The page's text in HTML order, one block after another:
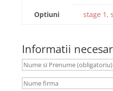
Optiuni stage 1,
Informatii